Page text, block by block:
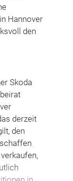
Hannover
den
Skoda
derzeit
den